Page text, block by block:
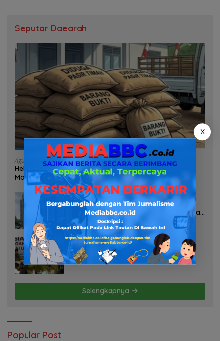
Seputar Daearah
Agustus 7, 2026
Heboh Tumpukan Karung Diduga Pasir Timah di Pos AL
Manggar, Danlanal Babel: Masih Kami Dalami
Agustus 7, 2026
Pelayanan Kinerja Dan Transparansi
Sanksi P2TL PLN Dipertanyakan, Upaya
Konfirmasi GM PLN UID S2JB Terkesan
Tutup Mata
Agustus 7, 2026
Selamatkan Lahan Pertanian Brebes
dari Banjir, Kemendagri Dorong
Program FMNJP
Selengkapnya
Popular Post
X